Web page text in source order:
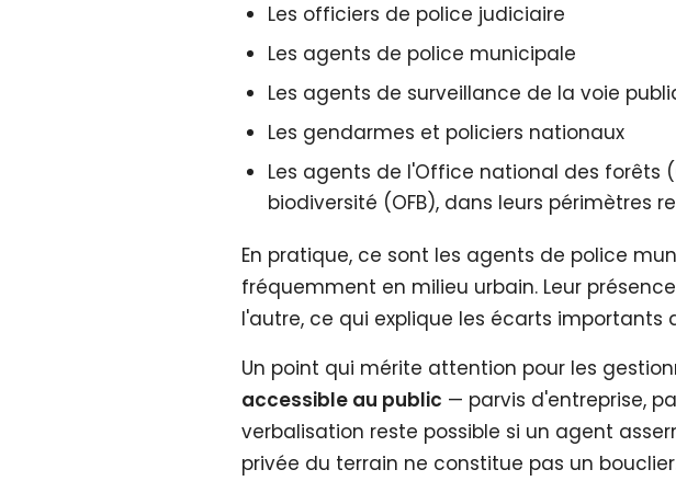
Les officiers de police judiciaire
Les agents de police municipale
Les agents de surveillance de la voie
Les gendarmes et policiers nationaux
Les agents de l'Office national des forêts
biodiversité (OFB), dans leurs périmètres
En pratique, ce sont les agents de police
fréquemment en milieu urbain. Leur
l'autre, ce qui explique les écarts
Un point qui mérite attention pour les
accessible au public — parvis d'entreprise,
verbalisation reste possible si un agent
privée du terrain ne constitue pas un